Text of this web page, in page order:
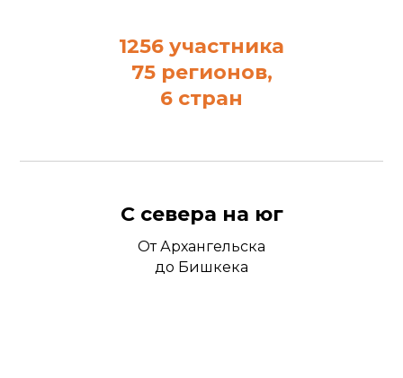
1256 участника
75 регионов,
6 стран
С севера на юг
От Архангельска
до Бишкека